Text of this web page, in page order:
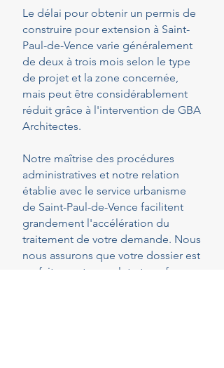
Le délai pour obtenir un permis de
construire pour extension à Saint-
Paul-de-Vence varie généralement
de deux à trois mois selon le type
de projet et la zone concernée,
mais peut être considérablement
réduit grâce à l'intervention de GBA
Architectes.
Notre maîtrise des procédures
administratives et notre relation
établie avec le service urbanisme
de Saint-Paul-de-Vence facilitent
grandement l'accélération du
traitement de votre demande. Nous
nous assurons que votre dossier est
parfaitement complet et conforme